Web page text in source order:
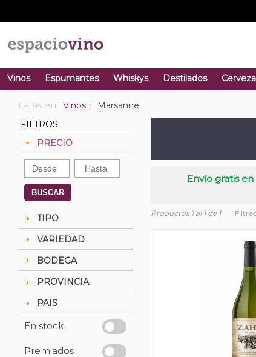
Vinos Espumantes Whiskys Destilados
Estás en: Vinos
Marsanne
FILTROS
PRECIO
BUSCAR
TIPO
VARIEDAD
BODEGA
PROVINCIA
PAIS
En stock
Premiados
Envío gratis en
Productos 1 al 1 de 1